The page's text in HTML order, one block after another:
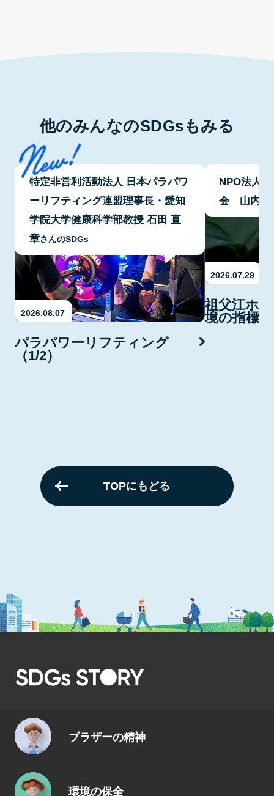
他のみんなのSDGsもみる
特定非営利活動法人 日本パラパワ
ーリフティング連盟理事長・愛知
学院大学健康科学部教授 石田 直
章さんのSDGs
2026.08.07
パラパワーリフティング
（1/2）
NPO法人
会 山内
2026.07.29
祖父江ホ
境の指標
TOPにもどる
ブラザーの精神
環境の保全